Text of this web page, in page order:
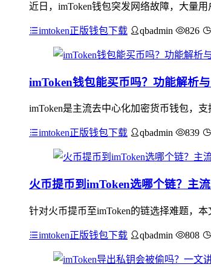
近日，imToken钱包突发网络故障，大量
imtoken正版钱包下载 qbadmin 826
imToken钱包能买币吗？功能解析
imToken是主流去中心化加密货币钱包，
imtoken正版钱包下载 qbadmin 839
火币提币到imToken选哪个链？主
针对火币提币至imToken的链选择难题，
imtoken正版钱包下载 qbadmin 808